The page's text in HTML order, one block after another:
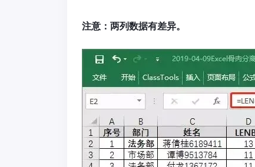
注意：两列数据有差异。